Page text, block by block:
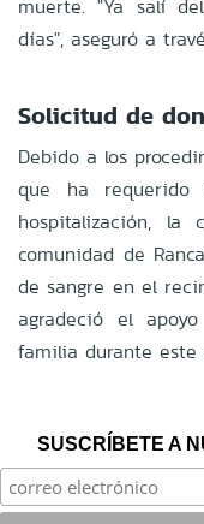
muerte. "Ya salí
días", aseguró a
Solicitud de
Debido a los
que ha
hospitalización,
comunidad de
de sangre en el
agradeció el
familia durante este
SUSCRÍBETE A